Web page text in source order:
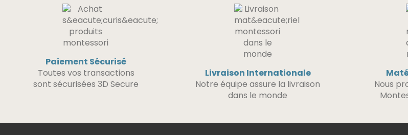
Paiement Sécurisé
Toutes vos transactions
sont sécurisées 3D Secure
Livraison Internationale
Notre équipe assure la livraison
dans le monde
Nous